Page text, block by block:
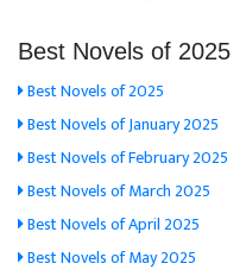
Best Novels of 2025
Best Novels of 2025
Best Novels of January 2025
Best Novels of February 2025
Best Novels of March 2025
Best Novels of April 2025
Best Novels of May 2025